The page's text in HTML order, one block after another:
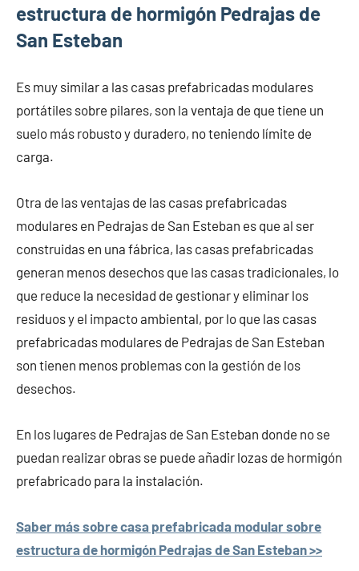
estructura de hormigón Pedrajas de
San Esteban
Es muy similar a las casas prefabricadas modulares
portátiles sobre pilares, son la ventaja de que tiene un
suelo más robusto y duradero, no teniendo límite de
carga.
Otra de las ventajas de las casas prefabricadas
modulares en Pedrajas de San Esteban es que al ser
construidas en una fábrica, las casas prefabricadas
generan menos desechos que las casas tradicionales, lo
que reduce la necesidad de gestionar y eliminar los
residuos y el impacto ambiental, por lo que las casas
prefabricadas modulares de Pedrajas de San Esteban
son tienen menos problemas con la gestión de los
desechos.
En los lugares de Pedrajas de San Esteban donde no se
puedan realizar obras se puede añadir lozas de hormigón
prefabricado para la instalación.
Saber más sobre casa prefabricada modular sobre
estructura de hormigón Pedrajas de San Esteban >>